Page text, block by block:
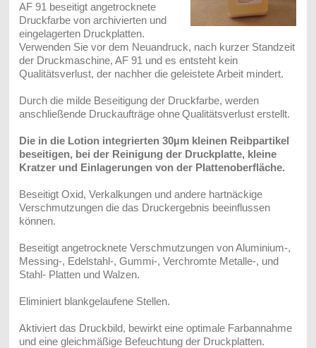
AF 91 beseitigt angetrocknete
Druckfarbe von archivierten und
eingelagerten Druckplatten.
Verwenden Sie vor dem Neuandruck, nach kurzer Standzeit
der Druckmaschine, AF 91 und es entsteht kein
Qualitätsverlust, der nachher die geleistete Arbeit mindert.
Durch die milde Beseitigung der Druckfarbe, werden
anschließende Druckaufträge ohneQualitätsverlust erstellt.
Die in die Lotion integrierten 30µm kleinen Reibpartikel
beseitigen, bei der Reinigung der Druckplatte, kleine
Kratzer und Einlagerungen von der Plattenoberfläche.
Beseitigt Oxid, Verkalkungen und andere hartnäckige
Verschmutzungen die das Druckergebnis beeinflussen
können.
Beseitigt angetrocknete Verschmutzungen von Aluminium-,
Messing-, Edelstahl-, Gummi-, Verchromte Metalle-, und
Stahl- Platten und Walzen.
Eliminiert blankgelaufene Stellen.
Aktiviert das Druckbild, bewirkt eine optimale Farbannahme
und eine gleichmäßige Befeuchtung der Druckplatten.